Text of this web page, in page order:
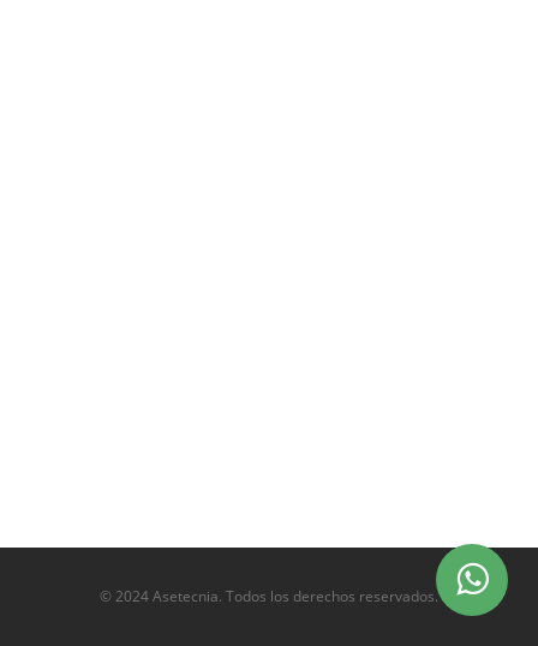
© 2024 Asetecnia. Todos los derechos reservados.